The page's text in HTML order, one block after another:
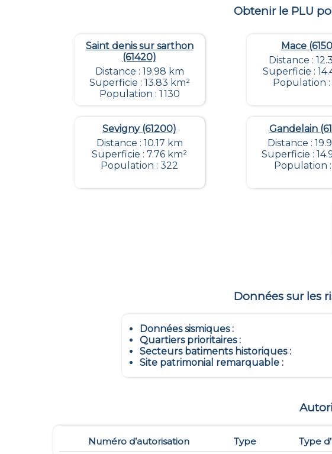
Obtenir le PLU
Saint denis sur sarthon
(61420)
Distance : 19.98 km
Superficie : 13.83 km²
Population : 1 130
Mace
Distance :
Superficie :
Population :
Sevigny (61200)
Distance : 10.17 km
Superficie : 7.76 km²
Population : 322
Gandelain
Distance :
Superficie :
Population :
Données sur les
Données sismiques:
Quartiers prioritaires:
Secteurs batiments historiques:
Site patrimonial remarquable :
Numéro d’autorisation Type Type